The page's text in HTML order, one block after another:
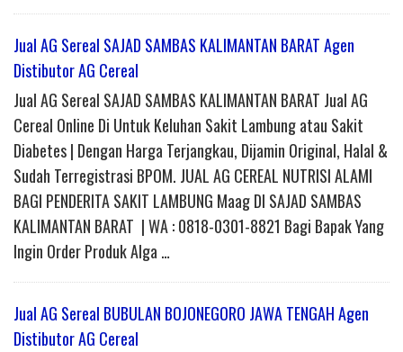
Jual AG Sereal SAJAD SAMBAS KALIMANTAN BARAT Agen
Distibutor AG Cereal
Jual AG Sereal SAJAD SAMBAS KALIMANTAN BARAT Jual AG
Cereal Online Di Untuk Keluhan Sakit Lambung atau Sakit
Diabetes | Dengan Harga Terjangkau, Dijamin Original, Halal &
Sudah Terregistrasi BPOM. JUAL AG CEREAL NUTRISI ALAMI
BAGI PENDERITA SAKIT LAMBUNG Maag DI SAJAD SAMBAS
KALIMANTAN BARAT | WA : 0818-0301-8821 Bagi Bapak Yang
Ingin Order Produk Alga …
Jual AG Sereal BUBULAN BOJONEGORO JAWA TENGAH Agen
Distibutor AG Cereal